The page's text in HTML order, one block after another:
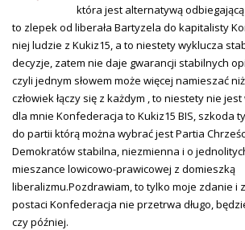
która jest alternatywą
to zlepek od liberała Bartyzela do kapitalisty
niej ludzie z Kukiz15, a to niestety wyklucza
decyzje, zatem nie daje gwarancji stabilnych
czyli jednym słowem może więcej namieszać
człowiek łączy się z każdym , to niestety nie
dla mnie Konfederacja to Kukiz15 BIS, szkoda
do partii którą można wybrać jest Partia
Demokratów stabilna, niezmienna i o
mieszance lowicowo-prawicowej z domieszką
liberalizmu.Pozdrawiam, to tylko moje zdanie i
postaci Konfederacja nie przetrwa długo,
czy później.